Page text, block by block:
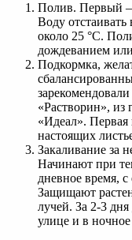
Полив. Первый —
Воду отстаивать
около 25 °C.
дождеванием
Подкормка,
«Растворин»,
«Идеал».
настоящих
Закаливание за
Начинают при
дневное время, с
Защищают
лучей. За 2-3
улице и в